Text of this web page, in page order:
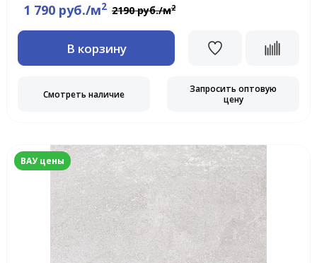
1 790 руб./м2 2190 руб./м2
В корзину
Смотреть наличие
Запросить оптовую
цену
ВАУ цены